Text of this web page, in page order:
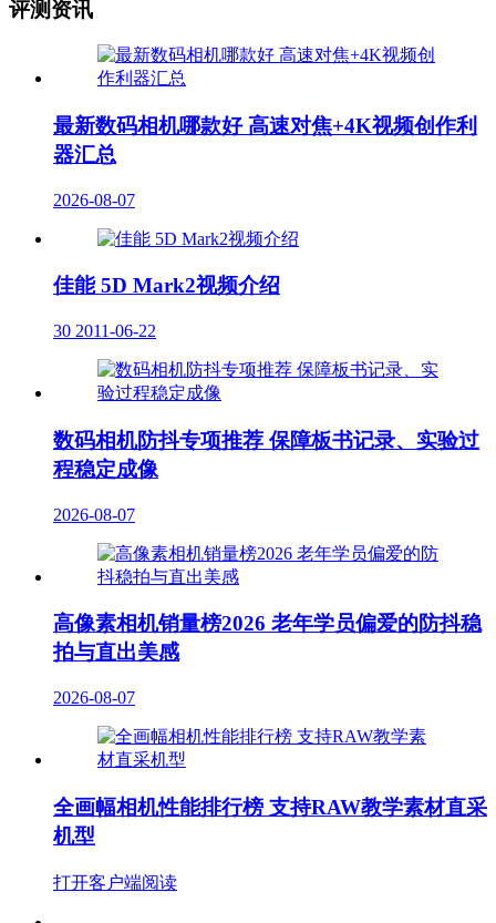
评测资讯
最新数码相机哪款好 高速对焦+4K视频创作利
器汇总
2026-08-07
佳能 5D Mark2视频介绍
30 2011-06-22
数码相机防抖专项推荐 保障板书记录、实验过
程稳定成像
2026-08-07
高像素相机销量榜2026 老年学员偏爱的防抖稳
拍与直出美感
2026-08-07
全画幅相机性能排行榜 支持RAW教学素材直采
机型
打开客户端阅读